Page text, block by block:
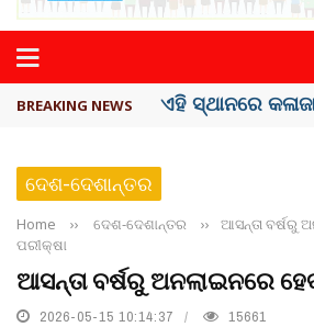
BREAKING NEWS ଦେଶରେ ପ୍ଲାଷ୍ଟିକ୍
ଦେଶ-ଦେଶାନ୍ତର
Home ›› ଦେଶ-ଦେଶାନ୍ତର ››
ଆସନ୍ତା ବର୍ଷରୁ
ପରୀକ୍ଷା
ଆସନ୍ତା ବର୍ଷରୁ ଅନଲାଇନରେ
2026-05-15 10:14:37 15661